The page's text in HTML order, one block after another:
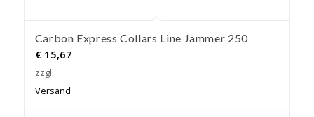
Carbon Express Collars Line Jammer 250
€15,67
zzgl.
Versand